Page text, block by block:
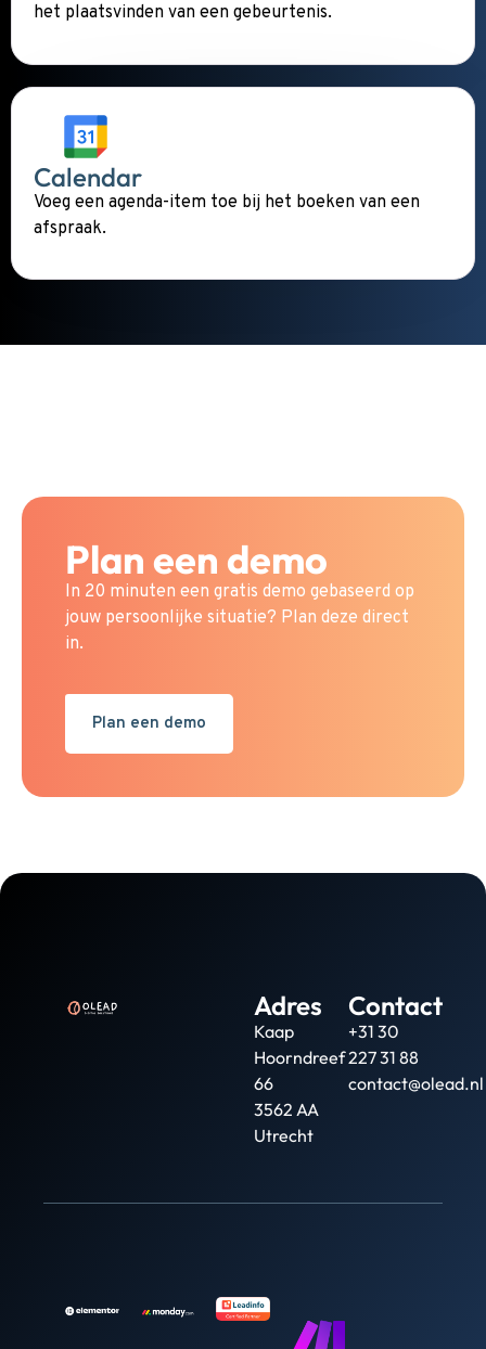
het plaatsvinden van een gebeurtenis.
Calendar
Voeg een agenda-item toe bij het boeken van een
afspraak.
Plan een demo
In 20 minuten een gratis demo gebaseerd op
jouw persoonlijke situatie? Plan deze direct
in.
Plan een demo
Adres
Kaap
Hoorndreef
66
3562 AA
Utrecht
Contact
+31 30
227 31 88
contact@olead.nl